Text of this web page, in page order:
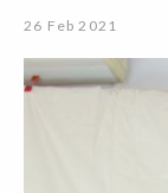
26 Feb 2021